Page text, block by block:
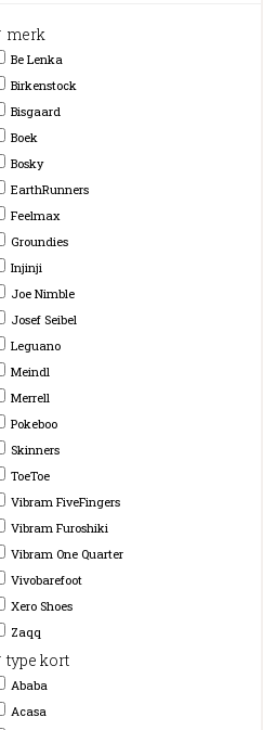
merk
Be Lenka
Birkenstock
Bisgaard
Boek
Bosky
EarthRunners
Feelmax
Groundies
Injinji
Joe Nimble
Josef Seibel
Leguano
Meindl
Merrell
Pokeboo
Skinners
ToeToe
Vibram FiveFingers
Vibram Furoshiki
Vibram One Quarter
Vivobarefoot
Xero Shoes
Zaqq
type kort
Ababa
Acasa